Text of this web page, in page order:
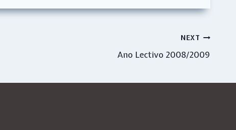
NEXT
Ano Lectivo 2008/2009